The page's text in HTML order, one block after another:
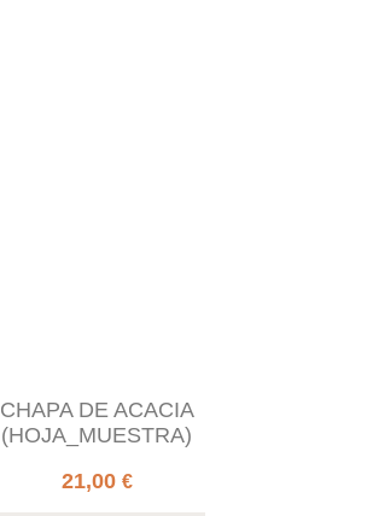
CHAPA DE ACACIA
(HOJA_MUESTRA)
21,00 €